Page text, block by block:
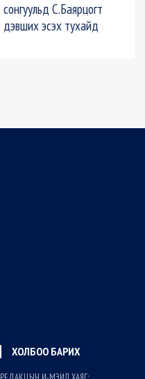
сонгуульд С.Баярцогт
дэвших эсэх тухайд
ХОЛБОО БАРИХ